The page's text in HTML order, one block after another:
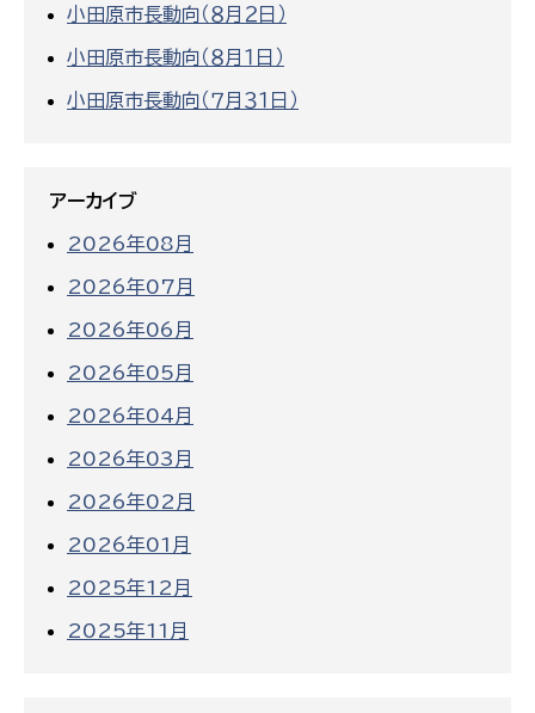
小田原市長動向（８月２日）
小田原市長動向（８月１日）
小田原市長動向（７月３１日）
アーカイブ
2026年08月
2026年07月
2026年06月
2026年05月
2026年04月
2026年03月
2026年02月
2026年01月
2025年12月
2025年11月